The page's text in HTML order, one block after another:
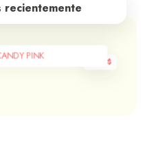
recientemente
PINK $